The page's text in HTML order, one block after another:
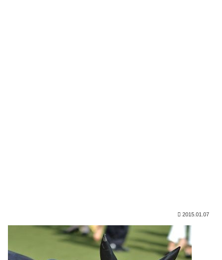
2015.01.07